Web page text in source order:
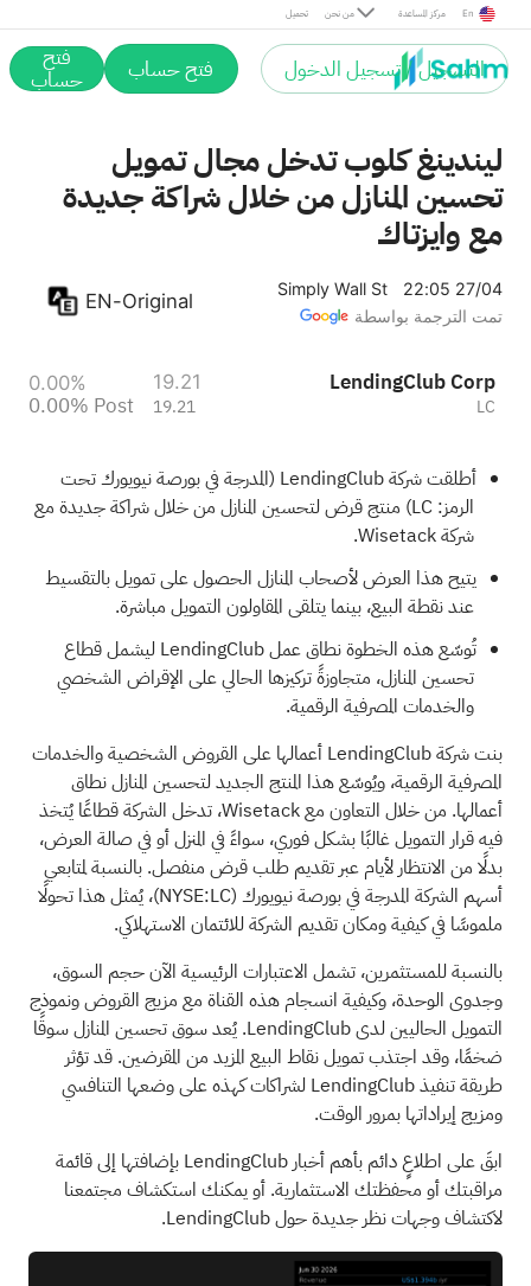
تحميل من نحن مركز المساعدة En
التسجيل / تسجيل الدخول فتح حساب فتح
حساب
ليندينغ كلوب تدخل مجال تمويل
تحسين المنازل من خلال شراكة جديدة
مع وايزتاك
Simply Wall St
22:05 27/04
تمت الترجمة بواسطة
EN-Original
LendingClub Corp
LC
19.21
19.21
0.00%
0.00% Post
أطلقت شركة LendingClub (المدرجة في بورصة نيويورك تحت
الرمز: LC) منتج قرض لتحسين المنازل من خلال شراكة جديدة مع
شركة Wisetack.
يتيح هذا العرض لأصحاب المنازل الحصول على تمويل بالتقسيط
عند نقطة البيع، بينما يتلقى المقاولون التمويل مباشرة.
تُوسّع هذه الخطوة نطاق عمل LendingClub ليشمل قطاع
تحسين المنازل، متجاوزةً تركيزها الحالي على الإقراض الشخصي
والخدمات المصرفية الرقمية.
بنت شركة LendingClub أعمالها على القروض الشخصية والخدمات
المصرفية الرقمية، ويُوسّع هذا المنتج الجديد لتحسين المنازل نطاق
أعمالها. من خلال التعاون مع Wisetack، تدخل الشركة قطاعًا يُتخذ
فيه قرار التمويل غالبًا بشكل فوري، سواءً في المنزل أو في صالة العرض،
بدلًا من الانتظار لأيام عبر تقديم طلب قرض منفصل. بالنسبة لمتابعي
أسهم الشركة المدرجة في بورصة نيويورك (NYSE:LC)، يُمثل هذا تحولًا
ملموسًا في كيفية ومكان تقديم الشركة للائتمان الاستهلاكي.
بالنسبة للمستثمرين، تشمل الاعتبارات الرئيسية الآن حجم السوق،
وجدوى الوحدة، وكيفية انسجام هذه القناة مع مزيج القروض ونموذج
التمويل الحاليين لدى LendingClub. يُعد سوق تحسين المنازل سوقًا
ضخمًا، وقد اجتذب تمويل نقاط البيع المزيد من المقرضين. قد تؤثر
طريقة تنفيذ LendingClub لشراكات كهذه على وضعها التنافسي
ومزيج إيراداتها بمرور الوقت.
ابقَ على اطلاعٍ دائم بأهم أخبار LendingClub بإضافتها إلىقائمة
مراقبتكأو محفظتكالاستثمارية. أو يمكنك استكشاف مجتمعنا
لاكتشاف وجهات نظر جديدة حول LendingClub.